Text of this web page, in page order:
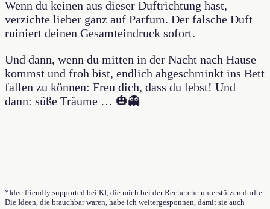
Wenn du keinen aus dieser Duftrichtung hast,
verzichte lieber ganz auf Parfum. Der falsche Duft
ruiniert deinen Gesamteindruck sofort.
Und dann, wenn du mitten in der Nacht nach Hause
kommst und froh bist, endlich abgeschminkt ins Bett
fallen zu können: Freu dich, dass du lebst! Und
dann: süße Träume … 🎃👻
*Idee friendly supported bei KI, die mich bei der Recherche unterstützen durfte.
Die Ideen, die brauchbar waren, habe ich weitergesponnen, damit sie auch